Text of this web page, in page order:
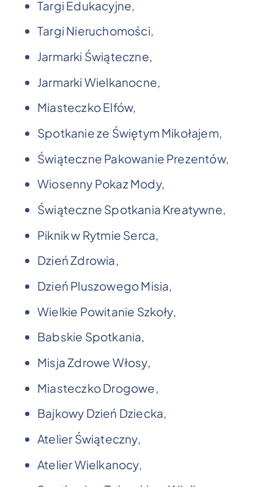
Targi Edukacyjne,
Targi Nieruchomości,
Jarmarki Świąteczne,
Jarmarki Wielkanocne,
Miasteczko Elfów,
Spotkanie ze Świętym Mikołajem,
Świąteczne Pakowanie Prezentów,
Wiosenny Pokaz Mody,
Świąteczne Spotkania Kreatywne,
Piknik w Rytmie Serca,
Dzień Zdrowia,
Dzień Pluszowego Misia,
Wielkie Powitanie Szkoły,
Babskie Spotkania,
Misja Zdrowe Włosy,
Miasteczko Drogowe,
Bajkowy Dzień Dziecka,
Atelier Świąteczny,
Atelier Wielkanocy,